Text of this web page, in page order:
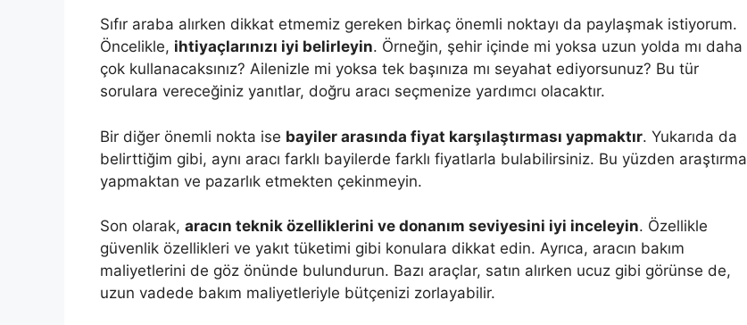
Sıfır araba alırken dikkat etmemiz gereken birkaç önemli noktayı da paylaşmak istiyorum.
Öncelikle, ihtiyaçlarınızı iyi belirleyin. Örneğin, şehir içinde mi yoksa uzun yolda mı daha
çok kullanacaksınız? Ailenizle mi yoksa tek başınıza mı seyahat ediyorsunuz? Bu tür
sorulara vereceğiniz yanıtlar, doğru aracı seçmenize yardımcı olacaktır.
Bir diğer önemli nokta ise bayiler arasında fiyat karşılaştırması yapmaktır. Yukarıda da
belirttiğim gibi, aynı aracı farklı bayilerde farklı fiyatlarla bulabilirsiniz. Bu yüzden araştırma
yapmaktan ve pazarlık etmekten çekinmeyin.
Son olarak, aracın teknik özelliklerini ve donanım seviyesini iyi inceleyin. Özellikle
güvenlik özellikleri ve yakıt tüketimi gibi konulara dikkat edin. Ayrıca, aracın bakım
maliyetlerini de göz önünde bulundurun. Bazı araçlar, satın alırken ucuz gibi görünse de,
uzun vadede bakım maliyetleriyle bütçenizi zorlayabilir.